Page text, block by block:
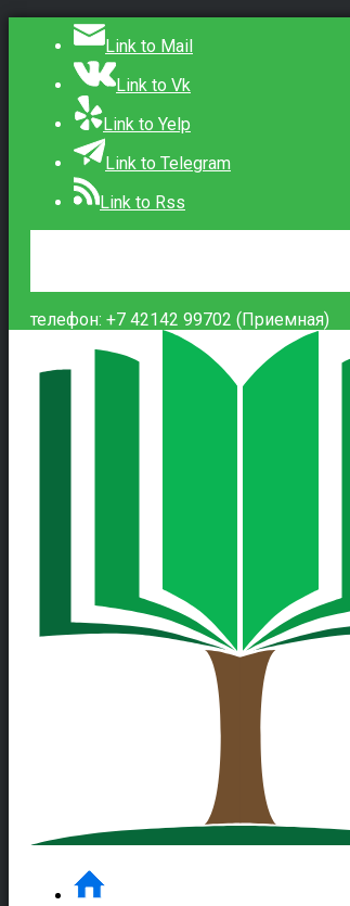
Link to Mail
Link to Vk
Link to Yelp
Link to Telegram
Link to Rss
телефон: +7 42142 99702 (Приемная)